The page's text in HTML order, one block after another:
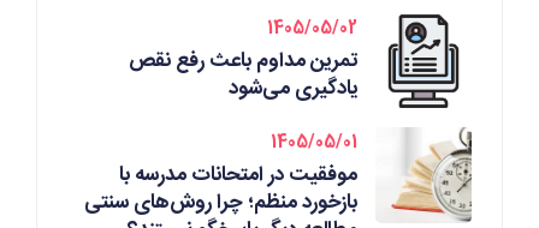
1405/05/02
تمرین مداوم باعث رفع نقص
یادگیری می‌شود
1405/05/01
موفقیت در امتحانات مدرسه با
بازخورد منظم؛ چرا روش‌های سنتی